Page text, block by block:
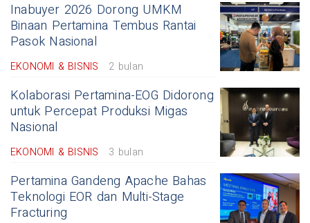
Inabuyer 2026 Dorong UMKM
Binaan Pertamina Tembus Rantai
Pasok Nasional
EKONOMI & BISNIS 2 bulan
Kolaborasi Pertamina-EOG Didorong
untuk Percepat Produksi Migas
Nasional
EKONOMI & BISNIS 3 bulan
Pertamina Gandeng Apache Bahas
Teknologi EOR dan Multi-Stage
Fracturing